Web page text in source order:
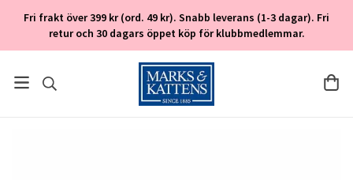
Fri frakt över 399 kr (ord. 49 kr). Snabb leverans (1-3 dagar). Fri
retur och 30 dagars öppet köp för klubbmedlemmar.